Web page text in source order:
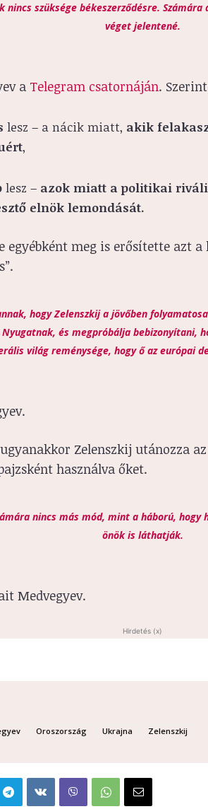
nincs szüksége békeszerződésre.
véget jelentené.
a Telegram csatornáján.
lesz – a nácik miatt, akik
,
lesz – azok miatt a politikai
elnök lemondását.
egyébként meg is erősítette azt
hogy Zelenszkij a jövőben
és megpróbálja bebizonyítani,
világ reménysége, hogy ő az európai
Zelenszkij utánozza
használva őket.
nincs más mód, mint a háború,
önök is láthatják.
Medvegyev.
Hirdetés (x)
Oroszország Ukrajna Zelenszkij